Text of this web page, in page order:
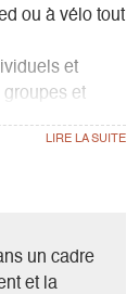
ou à vélo tout
et
et
un cadre
et la